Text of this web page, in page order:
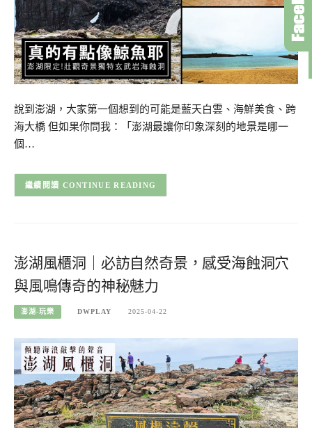
說到澎湖，大家第一個想到的可能是藍天白雲、海鮮美食、跨
海大橋 但如果你問我：「澎湖最讓你印象深刻的地景是哪一
個…
CONTINUE READING
澎湖風櫃洞｜必訪自然奇景，感受海蝕洞穴
與風鳴傳奇的神秘魅力
澎湖-玩樂 DWPLAY 2025-04-22